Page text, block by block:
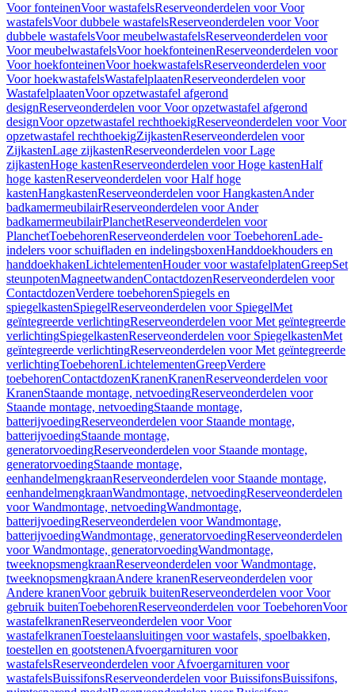
Voor fonteinenVoor wastafelsReserveonderdelen voor Voor
wastafelsVoor dubbele wastafelsReserveonderdelen voor Voor
dubbele wastafelsVoor meubelwastafelsReserveonderdelen voor
Voor meubelwastafelsVoor hoekfonteinenReserveonderdelen voor
Voor hoekfonteinenVoor hoekwastafelsReserveonderdelen voor
Voor hoekwastafelsWastafelplaatenReserveonderdelen voor
WastafelplaatenVoor opzetwastafel afgerond
designReserveonderdelen voor Voor opzetwastafel afgerond
designVoor opzetwastafel rechthoekigReserveonderdelen voor Voor
opzetwastafel rechthoekigZijkastenReserveonderdelen voor
ZijkastenLage zijkastenReserveonderdelen voor Lage
zijkastenHoge kastenReserveonderdelen voor Hoge kastenHalf
hoge kastenReserveonderdelen voor Half hoge
kastenHangkastenReserveonderdelen voor HangkastenAnder
badkamermeubilairReserveonderdelen voor Ander
badkamermeubilairPlanchetReserveonderdelen voor
PlanchetToebehorenReserveonderdelen voor ToebehorenLade-
indelers voor schuifladen en indelingsboxenHanddoekhouders en
handdoekhakenLichtelementenHouder voor wastafelplatenGreepSet
steunpotenMagneetwandenContactdozenReserveonderdelen voor
ContactdozenVerdere toebehorenSpiegels en
spiegelkastenSpiegelReserveonderdelen voor SpiegelMet
geïntegreerde verlichtingReserveonderdelen voor Met geïntegreerde
verlichtingSpiegelkastenReserveonderdelen voor SpiegelkastenMet
geïntegreerde verlichtingReserveonderdelen voor Met geïntegreerde
verlichtingToebehorenLichtelementenGreepVerdere
toebehorenContactdozenKranenKranenReserveonderdelen voor
KranenStaande montage, netvoedingReserveonderdelen voor
Staande montage, netvoedingStaande montage,
batterijvoedingReserveonderdelen voor Staande montage,
batterijvoedingStaande montage,
generatorvoedingReserveonderdelen voor Staande montage,
generatorvoedingStaande montage,
eenhandelmengkraanReserveonderdelen voor Staande montage,
eenhandelmengkraanWandmontage, netvoedingReserveonderdelen
voor Wandmontage, netvoedingWandmontage,
batterijvoedingReserveonderdelen voor Wandmontage,
batterijvoedingWandmontage, generatorvoedingReserveonderdelen
voor Wandmontage, generatorvoedingWandmontage,
tweeknopsmengkraanReserveonderdelen voor Wandmontage,
tweeknopsmengkraanAndere kranenReserveonderdelen voor
Andere kranenVoor gebruik buitenReserveonderdelen voor Voor
gebruik buitenToebehorenReserveonderdelen voor ToebehorenVoor
wastafelkranenReserveonderdelen voor Voor
wastafelkranenToestelaansluitingen voor wastafels, spoelbakken,
toestellen en gootstenenAfvoergarnituren voor
wastafelsReserveonderdelen voor Afvoergarnituren voor
wastafelsBuissifonsReserveonderdelen voor BuissifonsBuissifons,